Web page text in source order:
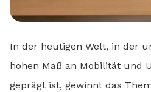
In der heutigen Welt, in der
hohen Maß an Mobilität und
geprägt ist, gewinnt das